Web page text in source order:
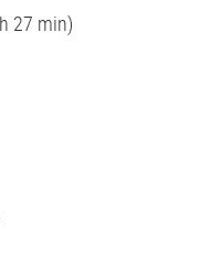
27 min)